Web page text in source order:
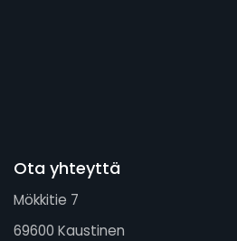
Ota yhteyttä
Mökkitie 7
69600 Kaustinen